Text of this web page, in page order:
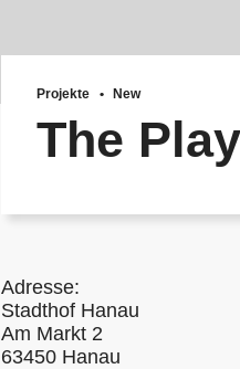
Projekte New
The
Adresse:
Stadthof Hanau
Am Markt 2
63450 Hanau